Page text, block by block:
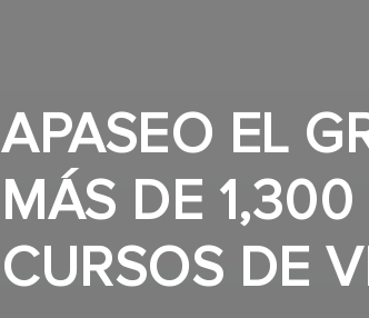
APASEO EL
MÁS DE
CURSOS DE